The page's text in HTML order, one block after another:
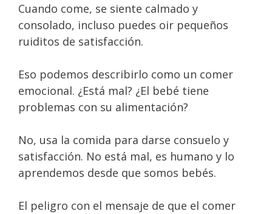
Cuando come, se siente calmado y
consolado, incluso puedes oir pequeños
ruiditos de satisfacción.
Eso podemos describirlo como un comer
emocional. ¿Está mal? ¿El bebé tiene
problemas con su alimentación?
No, usa la comida para darse consuelo y
satisfacción. No está mal, es humano y lo
aprendemos desde que somos bebés.⁣⁣
El peligro con el mensaje de que el comer